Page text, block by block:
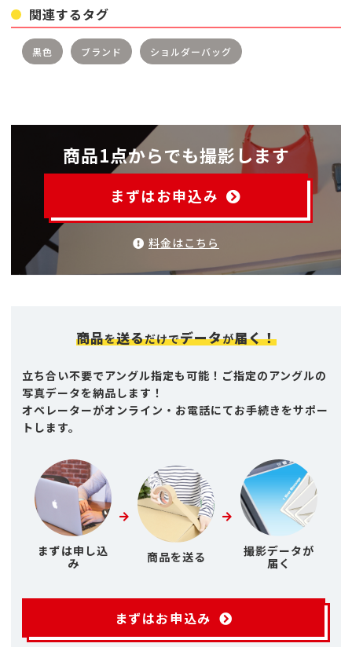
関連するタグ
黒色 ブランド ショルダーバッグ
商品1点からでも撮影します
まずはお申込み
料金はこちら
商品を送るだけでデータが届く！
立ち合い不要でアングル指定も可能！ご指定のアングルの
写真データを納品します！
オペレーターがオンライン・お電話にてお手続きをサポー
トします。
まずは申し込
み
商品を送る
撮影データが
届く
まずはお申込み